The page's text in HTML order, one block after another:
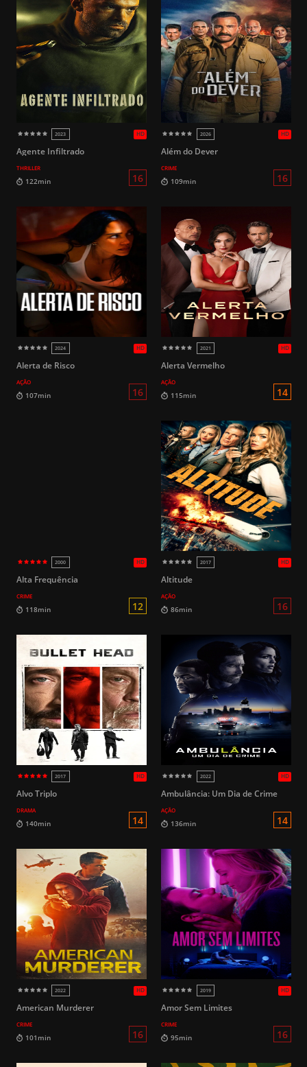
HD
HD 2017
HD
2019
HD
2024 2023
14 91min
95min 16 92min
14
Agente Infiltrado
THRILLER
Além do Dever
CRIME
Alerta de Risco
AÇÃO
Alerta Vermelho
AÇÃO
Alta Frequência
CRIME
Altitude
AÇÃO
Alvo Triplo
DRAMA
Ambulância: Um Dia de Crime
AÇÃO
American Murderer
CRIME
Amor Sem Limites
CRIME